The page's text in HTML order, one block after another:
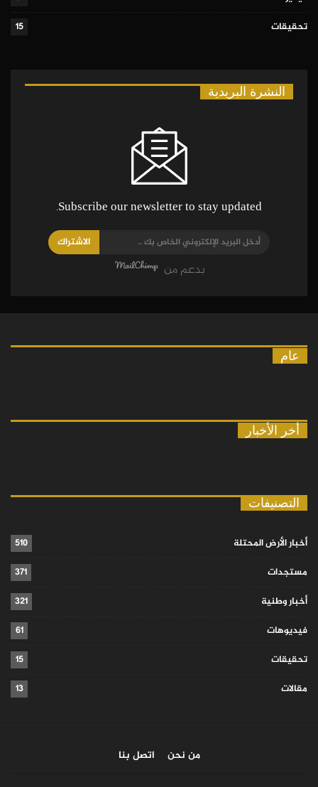
تحقيقات
15
النشرة البريدية
Subscribe our newsletter to stay updated.
الاشتراك
بدعم من
عام
أخر الأخبار
التصنيفات
أخبار الأرض المحتلة
510
مستجدات
371
أخبار وطنية
321
فيديوهات
61
تحقيقات
15
مقالات
13
من نحن اتصل بنا